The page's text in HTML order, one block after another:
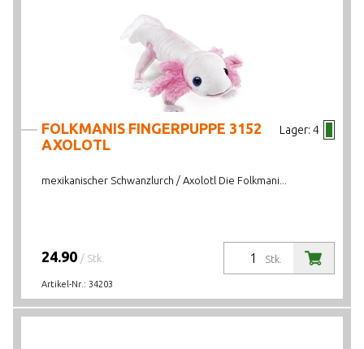
Lager: 4
FOLKMANIS FINGERPUPPE 3152
AXOLOTL
mexikanischer Schwanzlurch / Axolotl Die Folkmani...
Stk.
24.90 / Stk.
Artikel-Nr.: 34203